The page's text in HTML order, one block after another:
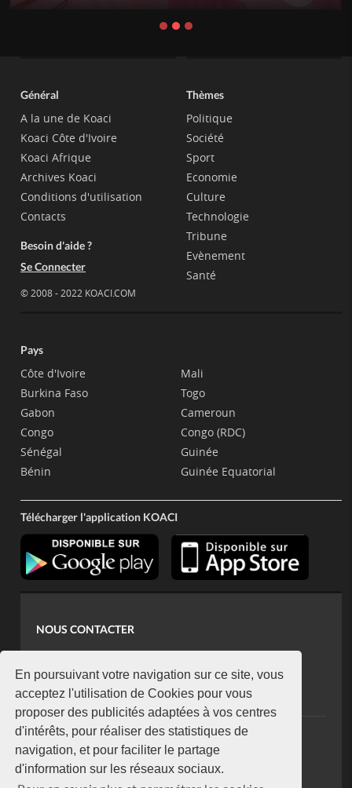
En poursuivant votre navigation sur ce site, vous
acceptez l'utilisation de Cookies pour vous
proposer des publicités adaptées à vos centres
d'intérêts, pour réaliser des statistiques de
navigation, et pour faciliter le partage
d'information sur les réseaux sociaux.
Général
A la une de Koaci
Koaci Côte d'Ivoire
Koaci Afrique
Archives Koaci
Conditions d'utilisation
Contacts
Besoin d'aide ?
Se Connecter
© 2008 - 2022 KOACI.COM
Thèmes
Politique
Société
Sport
Economie
Culture
Technologie
Tribune
Evènement
Santé
Pays
Côte d'Ivoire
Burkina Faso
Gabon
Congo
Sénégal
Bénin
Mali
Togo
Cameroun
Congo (RDC)
Guinée
Guinée Equatorial
Télécharger l'application KOACI
NOUS CONTACTER
koaci@yahoo.fr
+225 07 08 85 52 93
NEWSLETTER
Restez connecté via notre newsletter
S'abonner